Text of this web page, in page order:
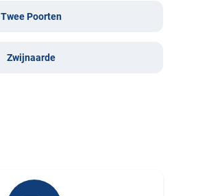
Twee Poorten
Zwijnaarde